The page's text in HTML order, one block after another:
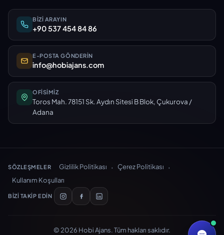
BIZI ARAYIN
+90 537 454 84 86
E-POSTA GÖNDERIN
info@hobiajans.com
OFISIMIZ
Toros Mah. 78151 Sk. Aydın Sitesi B Blok, Çukurova /
Adana
SÖZLEŞMELER Gizlilik Politikası · Çerez Politikası ·
Kullanım Koşulları
BIZI TAKIP EDIN
© 2026 Hobi Ajans. Tüm hakları saklıdır.